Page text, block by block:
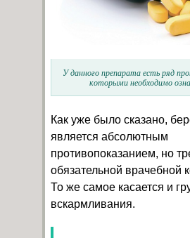
У данного препарата есть ряд
которыми необходимо
Как уже было сказано,
является абсолютным
противопоказанием, но
обязательной врачебной
То же самое касается и
вскармливания.